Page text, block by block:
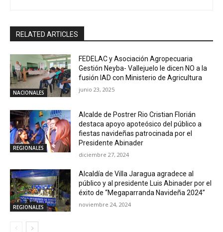
RELATED ARTICLES
NACIONALES
FEDELAC y Asociación Agropecuaria
Gestión Neyba- Vallejuelo le dicen NO a la
fusión IAD con Ministerio de Agricultura
junio 23, 2025
REGIONALES
Alcalde de Postrer Rio Cristian Florián
destaca apoyo apoteósico del público a
fiestas navideñas patrocinada por el
Presidente Abinader
diciembre 27, 2024
REGIONALES
Alcaldía de Villa Jaragua agradece al
público y al presidente Luis Abinader por el
éxito de “Megaparranda Navideña 2024”
noviembre 24, 2024